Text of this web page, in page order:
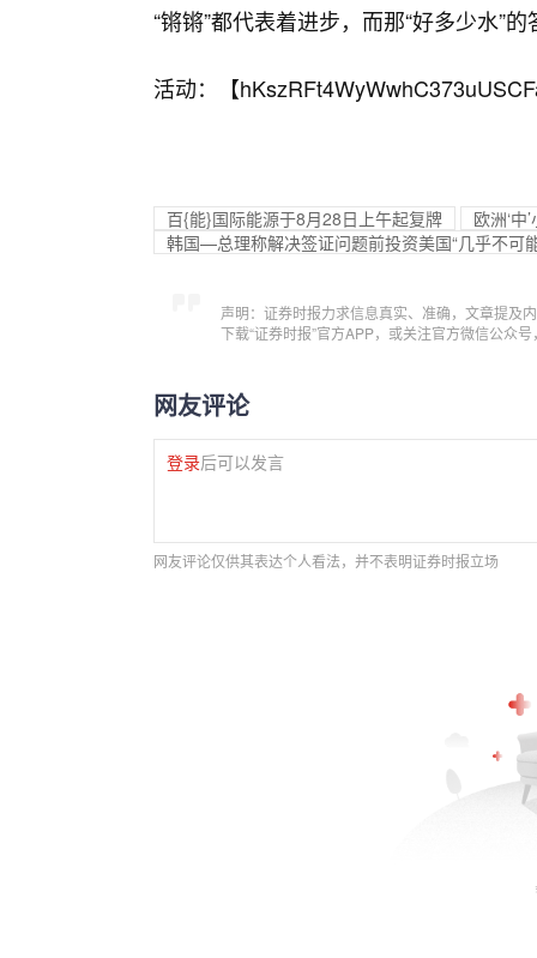
“锵锵”都代表着进步，而那“好多少水”
活动：【
百{能}国际能源于8月28日上午起复牌
欧洲‘中
韩国—总理称解决签证问题前投资美国“几乎不可
声明：证券时报力求信息真实、准确，文章提及
下载“证券时报”官方APP，或关注官方微信公众
网友评论
登录后可以发言
网友评论仅供其表达个人看法，并不表明证券时报立场